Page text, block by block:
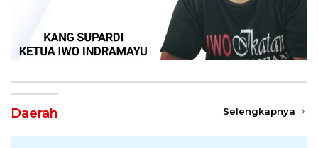
Daerah Selengkapnya